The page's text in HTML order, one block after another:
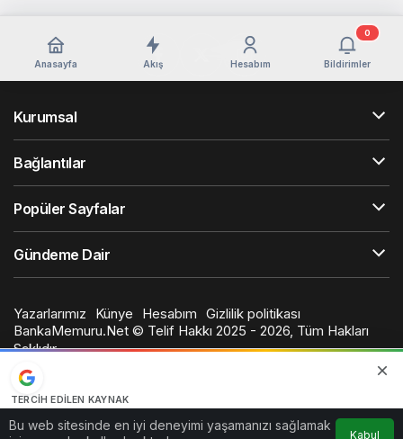
Bu web sitesinde en iyi deneyimi yaşamanızı sağlamak
Kabul
Anasayfa Akış Hesabım Bildirimler
0
Kurumsal
Bağlantılar
Popüler Sayfalar
Gündeme Dair
Yazarlarımız Künye Hesabım Gizlilik politikası
BankaMemuru.Net © Telif Hakkı 2025 - 2026, Tüm Hakları
Saklıdır
TERCIH EDILEN KAYNAK
Kaynağı Ekle